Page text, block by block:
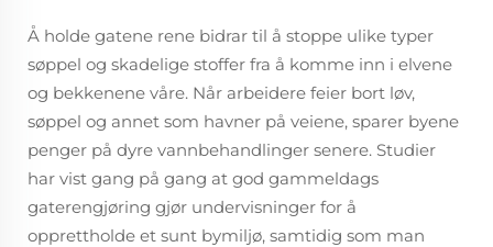
Å holde gatene rene bidrar til å stoppe ulike typer
søppel og skadelige stoffer fra å komme inn i elvene
og bekkenene våre. Når arbeidere feier bort løv,
søppel og annet som havner på veiene, sparer byene
penger på dyre vannbehandlinger senere. Studier
har vist gang på gang at god gammeldags
gaterengjøring gjør undervisninger for å
opprettholde et sunt bymiljø, samtidig som man